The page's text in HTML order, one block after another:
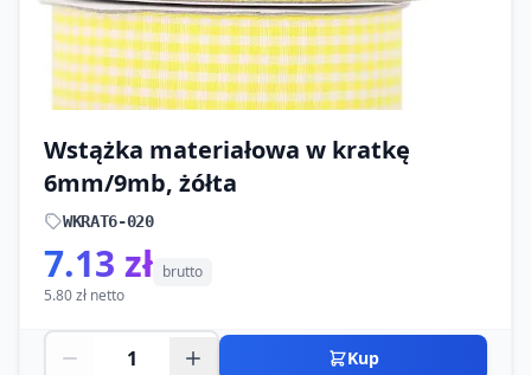
Wstążka materiałowa w kratkę
6mm/9mb, żółta
WKRAT6-020
7.13 zł brutto
5.80 zł netto
Kup